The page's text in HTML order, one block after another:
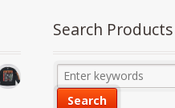
Search Products